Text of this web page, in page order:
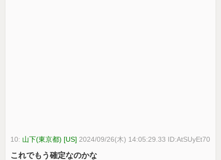
10: 山下(東京都) [US] 2024/09/26(木) 14:05:29.33 ID:AtSUyEt70
これでもう確定なのかな